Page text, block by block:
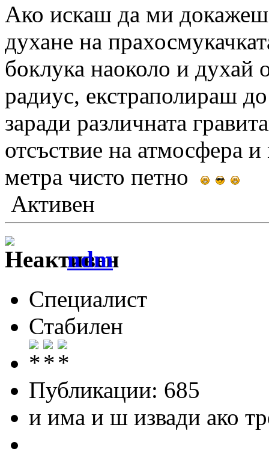
Ако искаш да ми
духане на
боклука наоколо и духай
радиус, екстраполираш
заради различната
отсъствие на атмосфера
метра чисто петно
Активен
ndm
Специалист
Стабилен
Публикации: 685
и има и ш извади ако